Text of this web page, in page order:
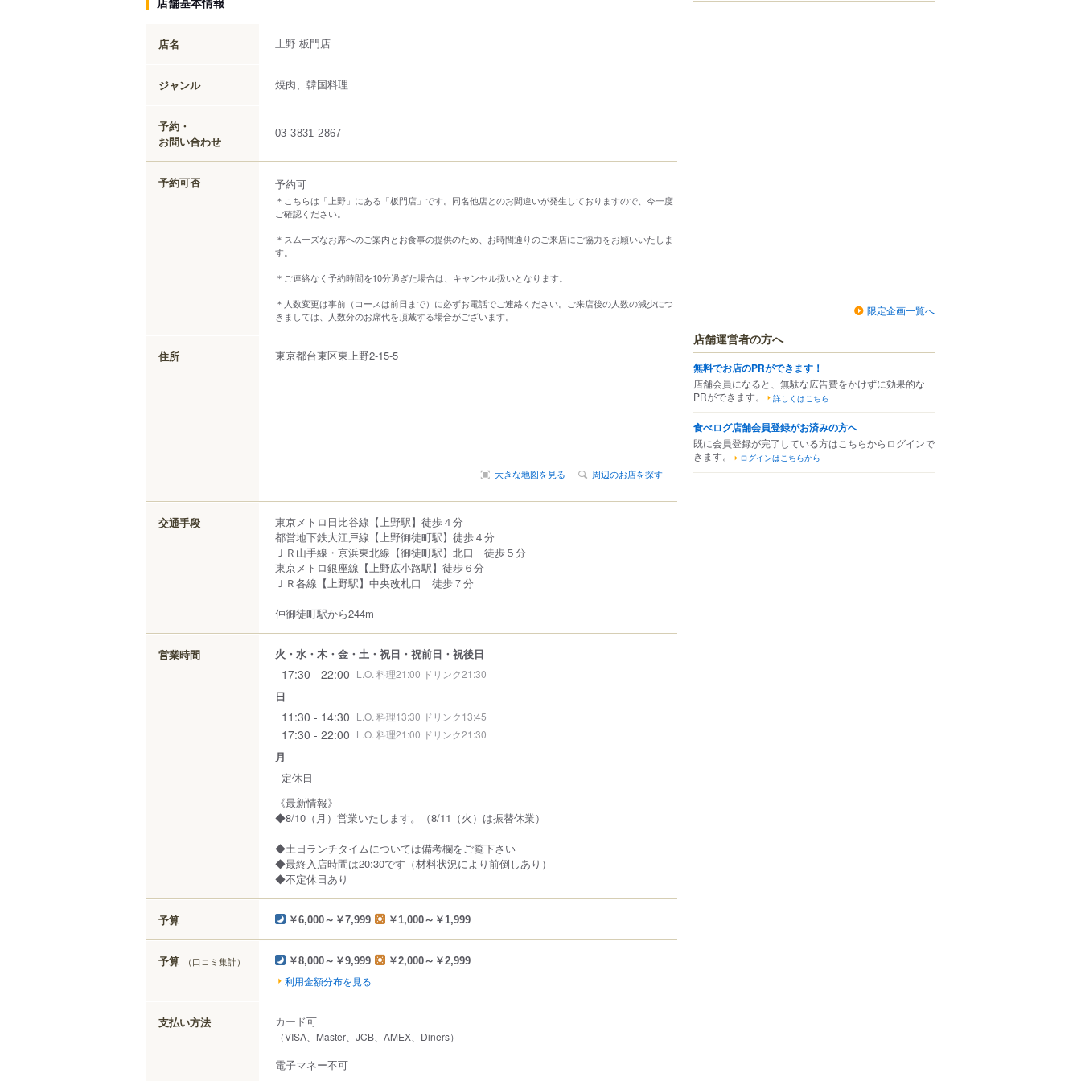
店名 上野 板門店
ジャンル 焼肉、韓国料理
予約・
お問い合わせ
03-3831-2867
予約可否 予約可
＊こちらは「上野」にある「板門店」です。同名他店とのお間違いが発生しておりますので、今一度
ご確認ください。
＊スムーズなお席へのご案内とお食事の提供のため、お時間通りのご来店にご協力をお願いいたしま
す。
＊ご連絡なく予約時間を10分過ぎた場合は、キャンセル扱いとなります。
＊人数変更は事前（コースは前日まで）に必ずお電話でご連絡ください。ご来店後の人数の減少につ
きましては、人数分のお席代を頂戴する場合がございます。
住所 東京都台東区東上野2-15-5
大きな地図を見る 周辺のお店を探す
交通手段
東京メトロ日比谷線【上野駅】徒歩４分
都営地下鉄大江戸線【上野御徒町駅】徒歩４分
ＪＲ山手線・京浜東北線【御徒町駅】北口 徒歩５分
東京メトロ銀座線【上野広小路駅】徒歩６分
ＪＲ各線【上野駅】中央改札口 徒歩７分
仲御徒町駅から244m
営業時間 火・水・木・金・土・祝日・祝前日・祝後日
17:30 - 22:00 L.O. 料理21:00 ドリンク21:30
日
11:30 - 14:30 L.O. 料理13:30 ドリンク13:45
17:30 - 22:00 L.O. 料理21:00 ドリンク21:30
月
定休日
《最新情報》
◆8/10（月）営業いたします。（8/11（火）は振替休業）
◆土日ランチタイムについては備考欄をご覧下さい
◆最終入店時間は20:30です（材料状況により前倒しあり）
◆不定休日あり
予算 ￥6,000～￥7,999 ￥1,000～￥1,999
予算 （口コミ集計） ￥8,000～￥9,999 ￥2,000～￥2,999
利用金額分布を見る
支払い方法 カード可
（VISA、Master、JCB、AMEX、Diners）
電子マネー不可
限定企画一覧へ
店舗運営者の方へ
無料でお店のPRができます！
店舗会員になると、無駄な広告費をかけずに効果的な
PRができます。
詳しくはこちら
食べログ店舗会員登録がお済みの方へ
既に会員登録が完了している方はこちらからログインで
きます。
ログインはこちらから